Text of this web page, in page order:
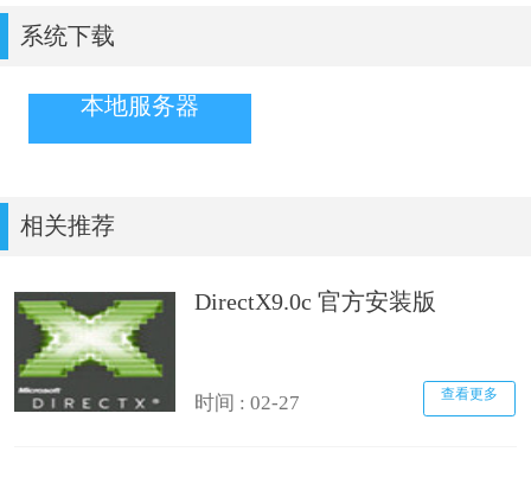
系统下载
本地服务器
相关推荐
DirectX9.0c 官方安装版
时间 : 02-27 查看更多